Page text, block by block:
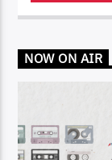
NOW ON AIR